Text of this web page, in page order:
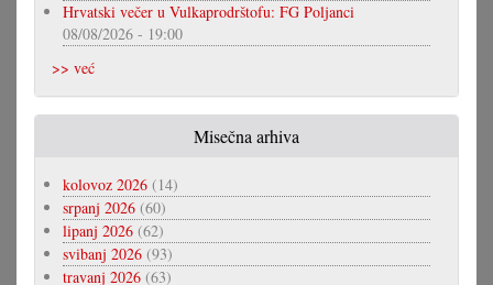
Hrvatski večer u Vulkaprodrštofu: FG Poljanci
08/08/2026 - 19:00
>> već
Misečna arhiva
kolovoz 2026 (14)
srpanj 2026 (60)
lipanj 2026 (62)
svibanj 2026 (93)
travanj 2026 (63)